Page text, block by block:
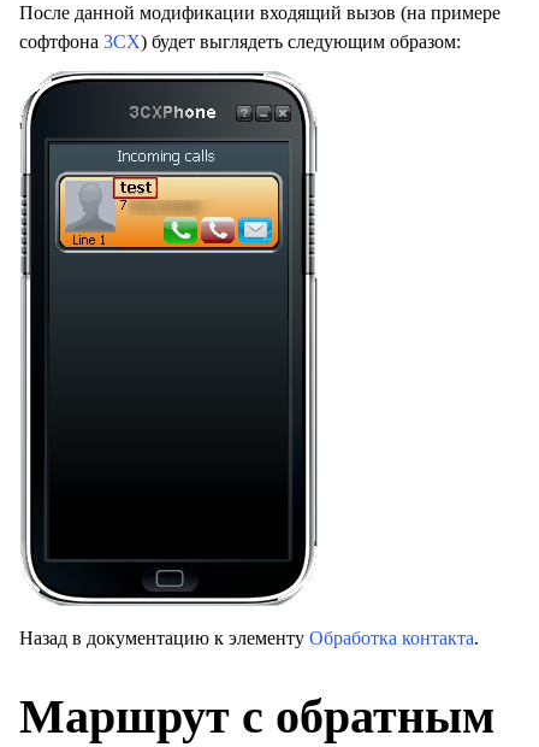
После данной модификации входящий вызов (на примере
софтфона 3CX) будет выглядеть следующим образом:
Назад в документацию к элементу Обработка контакта.
Маршрут с обратным